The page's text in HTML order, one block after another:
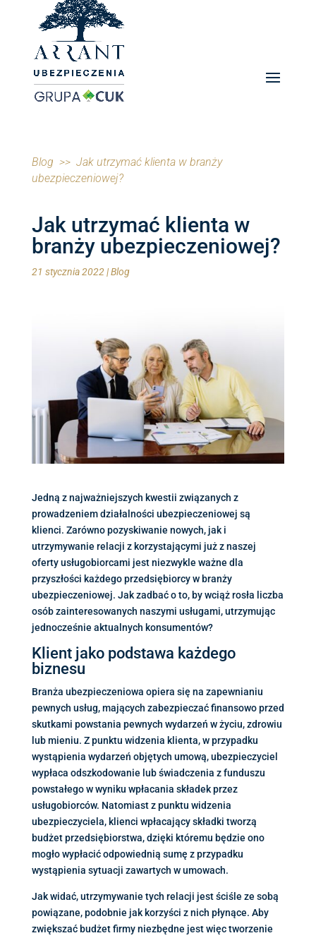
Blog >> Jak utrzymać klienta w branży
ubezpieczeniowej?
Jak utrzymać klienta w
branży ubezpieczeniowej?
21 stycznia 2022|Blog
Jedną z najważniejszych kwestii związanych z
prowadzeniem działalności ubezpieczeniowej są
klienci. Zarówno pozyskiwanie nowych, jak i
utrzymywanie relacji z korzystającymi już z naszej
oferty usługobiorcami jest niezwykle ważne dla
przyszłości każdego przedsiębiorcy w branży
ubezpieczeniowej. Jak zadbać o to, by wciąż rosła liczba
osób zainteresowanych naszymi usługami, utrzymując
jednocześnie aktualnych konsumentów?
Klient jako podstawa każdego
biznesu
Branża ubezpieczeniowa opiera się na zapewnianiu
pewnych usług, mających zabezpieczać finansowo przed
skutkami powstania pewnych wydarzeń w życiu, zdrowiu
lub mieniu. Z punktu widzenia klienta, w przypadku
wystąpienia wydarzeń objętych umową, ubezpieczyciel
wypłaca odszkodowanie lub świadczenia z funduszu
powstałego w wyniku wpłacania składek przez
usługobiorców. Natomiast z punktu widzenia
ubezpieczyciela, klienci wpłacający składki tworzą
budżet przedsiębiorstwa, dzięki któremu będzie ono
mogło wypłacić odpowiednią sumę z przypadku
wystąpienia sytuacji zawartych w umowach.
Jak widać, utrzymywanie tych relacji jest ściśle ze sobą
powiązane, podobnie jak korzyści z nich płynące. Aby
zwiększać budżet firmy niezbędne jest więc tworzenie